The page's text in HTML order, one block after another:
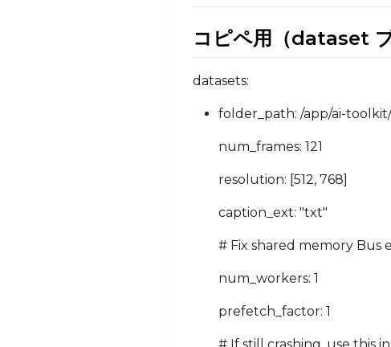
コピペ用（dataset ブ
datasets:
folder_path: /app/ai-
num_frames: 121
resolution: [512, 768]
caption_ext: "txt"
# Fix shared memory Bus
num_workers: 1
prefetch_factor: 1
# If still crashing, use this